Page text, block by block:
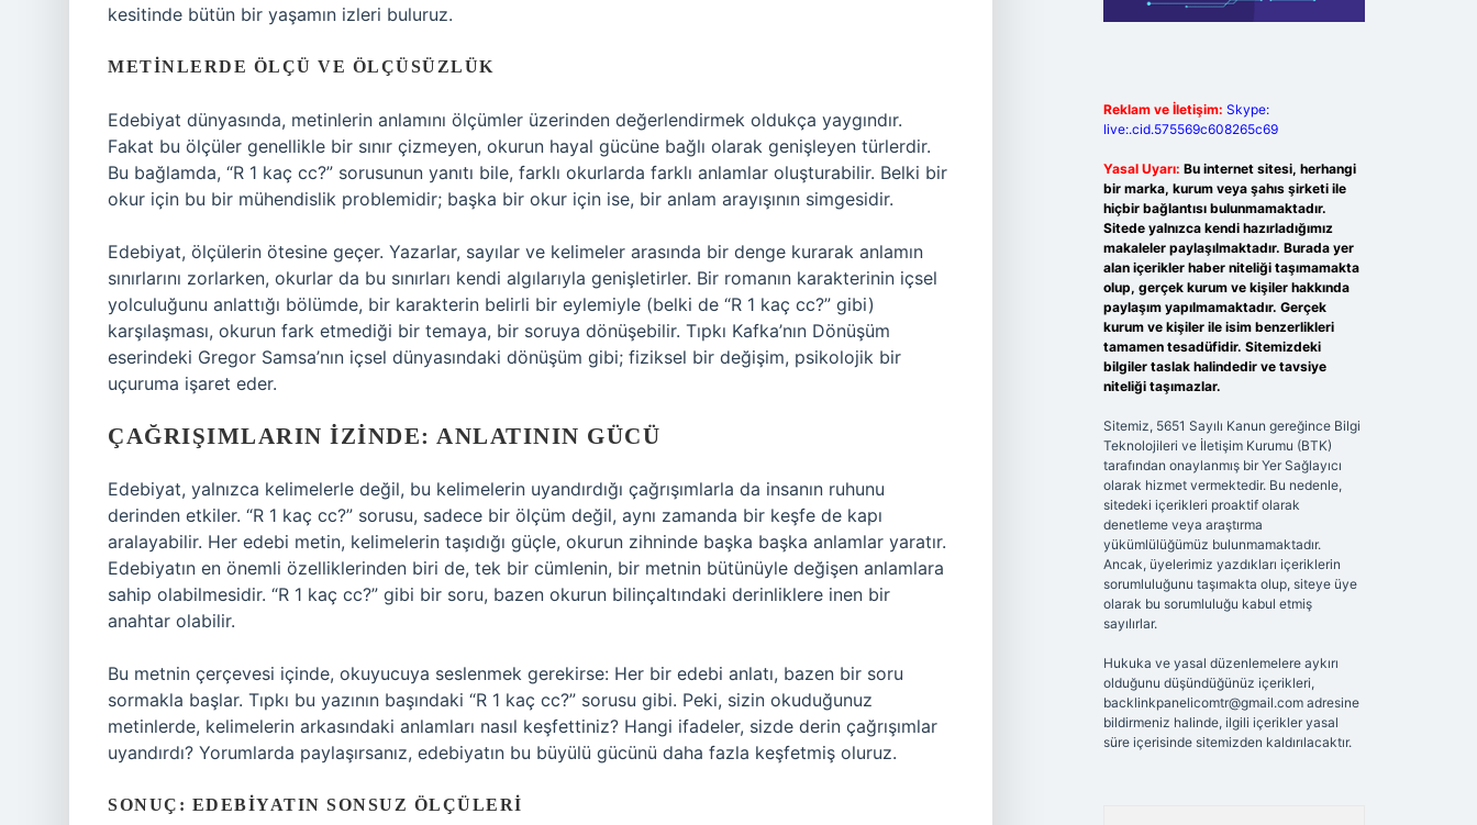
kesitinde bütün bir yaşamın izleri buluruz.
METINLERDE ÖLÇÜ VE ÖLÇÜSÜZLÜK
Edebiyat dünyasında, metinlerin anlamını ölçümler üzerinden değerlendirmek oldukça yaygındır.
Fakat bu ölçüler genellikle bir sınır çizmeyen, okurun hayal gücüne bağlı olarak genişleyen türlerdir.
Bu bağlamda, “R 1 kaç cc?” sorusunun yanıtı bile, farklı okurlarda farklı anlamlar oluşturabilir. Belki bir
okur için bu bir mühendislik problemidir; başka bir okur için ise, bir anlam arayışının simgesidir.
Edebiyat, ölçülerin ötesine geçer. Yazarlar, sayılar ve kelimeler arasında bir denge kurarak anlamın
sınırlarını zorlarken, okurlar da bu sınırları kendi algılarıyla genişletirler. Bir romanın karakterinin içsel
yolculuğunu anlattığı bölümde, bir karakterin belirli bir eylemiyle (belki de “R 1 kaç cc?” gibi)
karşılaşması, okurun fark etmediği bir temaya, bir soruya dönüşebilir. Tıpkı Kafka’nın Dönüşüm
eserindeki Gregor Samsa’nın içsel dünyasındaki dönüşüm gibi; fiziksel bir değişim, psikolojik bir
uçuruma işaret eder.
ÇAĞRIŞIMLARIN İZINDE: ANLATININ GÜCÜ
Edebiyat, yalnızca kelimelerle değil, bu kelimelerin uyandırdığı çağrışımlarla da insanın ruhunu
derinden etkiler. “R 1 kaç cc?” sorusu, sadece bir ölçüm değil, aynı zamanda bir keşfe de kapı
aralayabilir. Her edebi metin, kelimelerin taşıdığı güçle, okurun zihninde başka başka anlamlar yaratır.
Edebiyatın en önemli özelliklerinden biri de, tek bir cümlenin, bir metnin bütünüyle değişen anlamlara
sahip olabilmesidir. “R 1 kaç cc?” gibi bir soru, bazen okurun bilinçaltındaki derinliklere inen bir
anahtar olabilir.
Bu metnin çerçevesi içinde, okuyucuya seslenmek gerekirse: Her bir edebi anlatı, bazen bir soru
sormakla başlar. Tıpkı bu yazının başındaki “R 1 kaç cc?” sorusu gibi. Peki, sizin okuduğunuz
metinlerde, kelimelerin arkasındaki anlamları nasıl keşfettiniz? Hangi ifadeler, sizde derin çağrışımlar
uyandırdı? Yorumlarda paylaşırsanız, edebiyatın bu büyülü gücünü daha fazla keşfetmiş oluruz.
SONUÇ: EDEBIYATIN SONSUZ ÖLÇÜLERI
Reklam ve İletişim: Skype:
live:.cid.575569c608265c69
Yasal Uyarı: Bu internet sitesi, herhangi
bir marka, kurum veya şahıs şirketi ile
hiçbir bağlantısı bulunmamaktadır.
Sitede yalnızca kendi hazırladığımız
makaleler paylaşılmaktadır. Burada yer
alan içerikler haber niteliği taşımamakta
olup, gerçek kurum ve kişiler hakkında
paylaşım yapılmamaktadır. Gerçek
kurum ve kişiler ile isim benzerlikleri
tamamen tesadüfidir. Sitemizdeki
bilgiler taslak halindedir ve tavsiye
niteliği taşımazlar.
Sitemiz, 5651 Sayılı Kanun gereğince Bilgi
Teknolojileri ve İletişim Kurumu (BTK)
tarafından onaylanmış bir Yer Sağlayıcı
olarak hizmet vermektedir. Bu nedenle,
sitedeki içerikleri proaktif olarak
denetleme veya araştırma
yükümlülüğümüz bulunmamaktadır.
Ancak, üyelerimiz yazdıkları içeriklerin
sorumluluğunu taşımakta olup, siteye üye
olarak bu sorumluluğu kabul etmiş
sayılırlar.
Hukuka ve yasal düzenlemelere aykırı
olduğunu düşündüğünüz içerikleri,
backlinkpanelicomtr@gmail.comadresine
bildirmeniz halinde, ilgili içerikler yasal
süre içerisinde sitemizden kaldırılacaktır.